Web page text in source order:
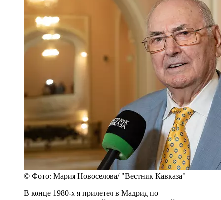
© Фото: Мария Новоселова/ "Вестник Кавказа"
В конце 1980-х я прилетел в Мадрид по